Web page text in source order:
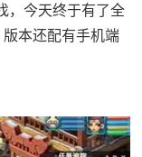
，今天终于有了全
本还配有手机端